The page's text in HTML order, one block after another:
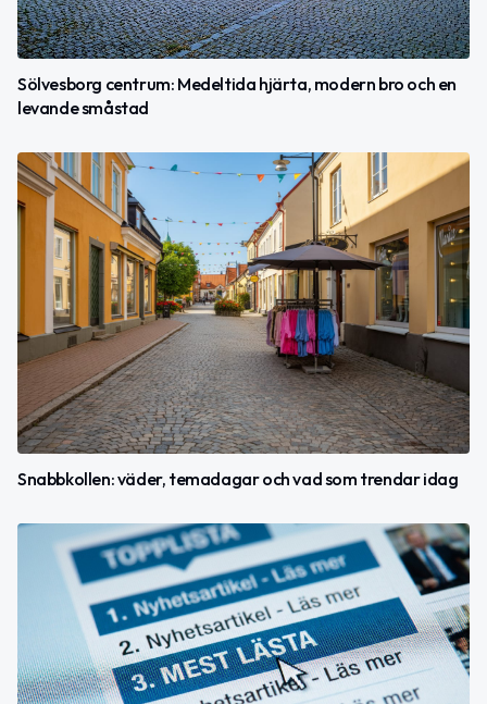
Sölvesborg centrum: Medeltida hjärta, modern bro och en
levande småstad
Snabbkollen: väder, temadagar och vad som trendar idag